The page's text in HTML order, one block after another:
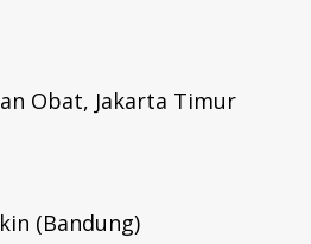
Obat, Jakarta Timur
(Bandung)